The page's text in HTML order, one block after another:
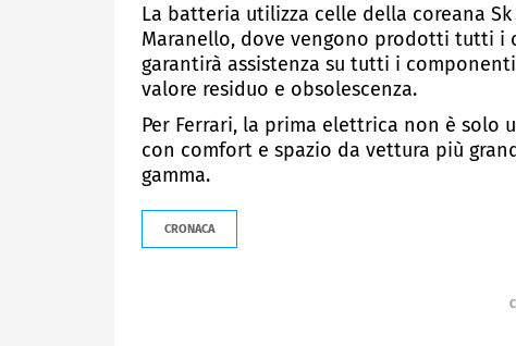
La batteria utilizza celle della coreana
Maranello, dove vengono prodotti tutti
garantirà assistenza su tutti i
valore residuo e obsolescenza.
Per Ferrari, la prima elettrica non è solo
con comfort e spazio da vettura più
gamma.
CRONACA